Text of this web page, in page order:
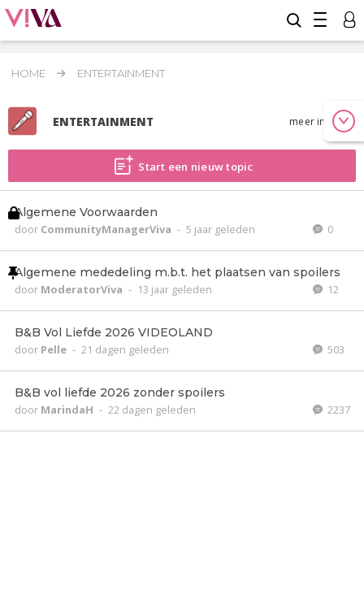
HOME ENTERTAINMENT
ENTERTAINMENT meer info
Start een nieuw topic
Algemene Voorwaarden
door CommunityManagerViva - 5 jaar geleden 0
Algemene mededeling m.b.t. het plaatsen van spoilers
door ModeratorViva - 13 jaar geleden 12
B&B Vol Liefde 2026 VIDEOLAND
door Pelle - 21 dagen geleden 503
B&B vol liefde 2026 zonder spoilers
door MarindaH - 22 dagen geleden 2237